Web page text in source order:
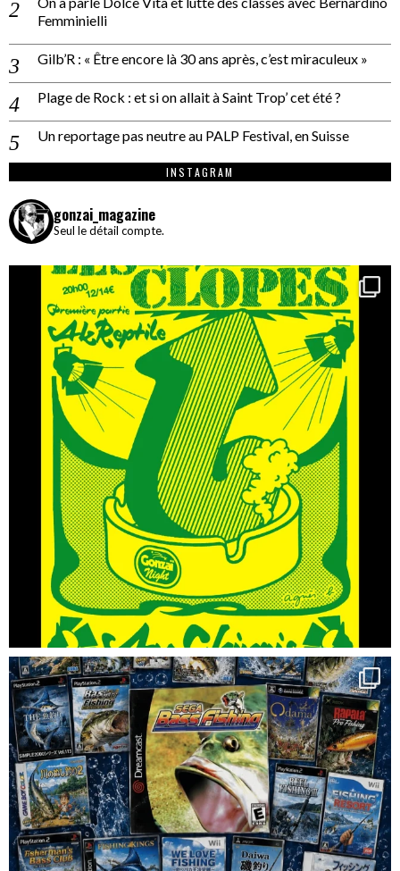
Femminielli
Gilb’R : « Être encore là 30 ans après, c’est miraculeux »
Plage de Rock : et si on allait à Saint Trop’ cet été ?
Un reportage pas neutre au PALP Festival, en Suisse
INSTAGRAM
gonzai_magazine
Seul le détail compte.